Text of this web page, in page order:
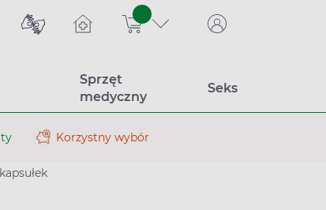
sztuk
Sprzęt
medyczny
Seks
Korzystny wybór